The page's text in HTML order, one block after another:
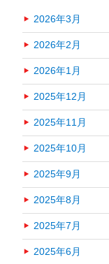
2026年3月
2026年2月
2026年1月
2025年12月
2025年11月
2025年10月
2025年9月
2025年8月
2025年7月
2025年6月